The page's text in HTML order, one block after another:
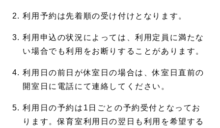
利用予約は先着順の受け付けとなります。
利用申込の状況によっては、利用定員に満たな
い場合でも利用をお断りすることがあります。
利用日の前日が休室日の場合は、休室日直前の
開室日に電話にて連絡してください。
利用日の予約は1日ごとの予約受付となってお
ります。保育室利用日の翌日も利用を希望する